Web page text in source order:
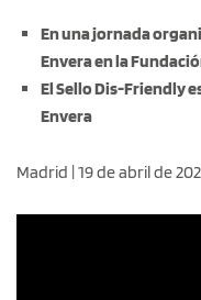
En una jornada
Envera en la
El Sello Dis-Friendly
Envera
Madrid | 19 de abril de